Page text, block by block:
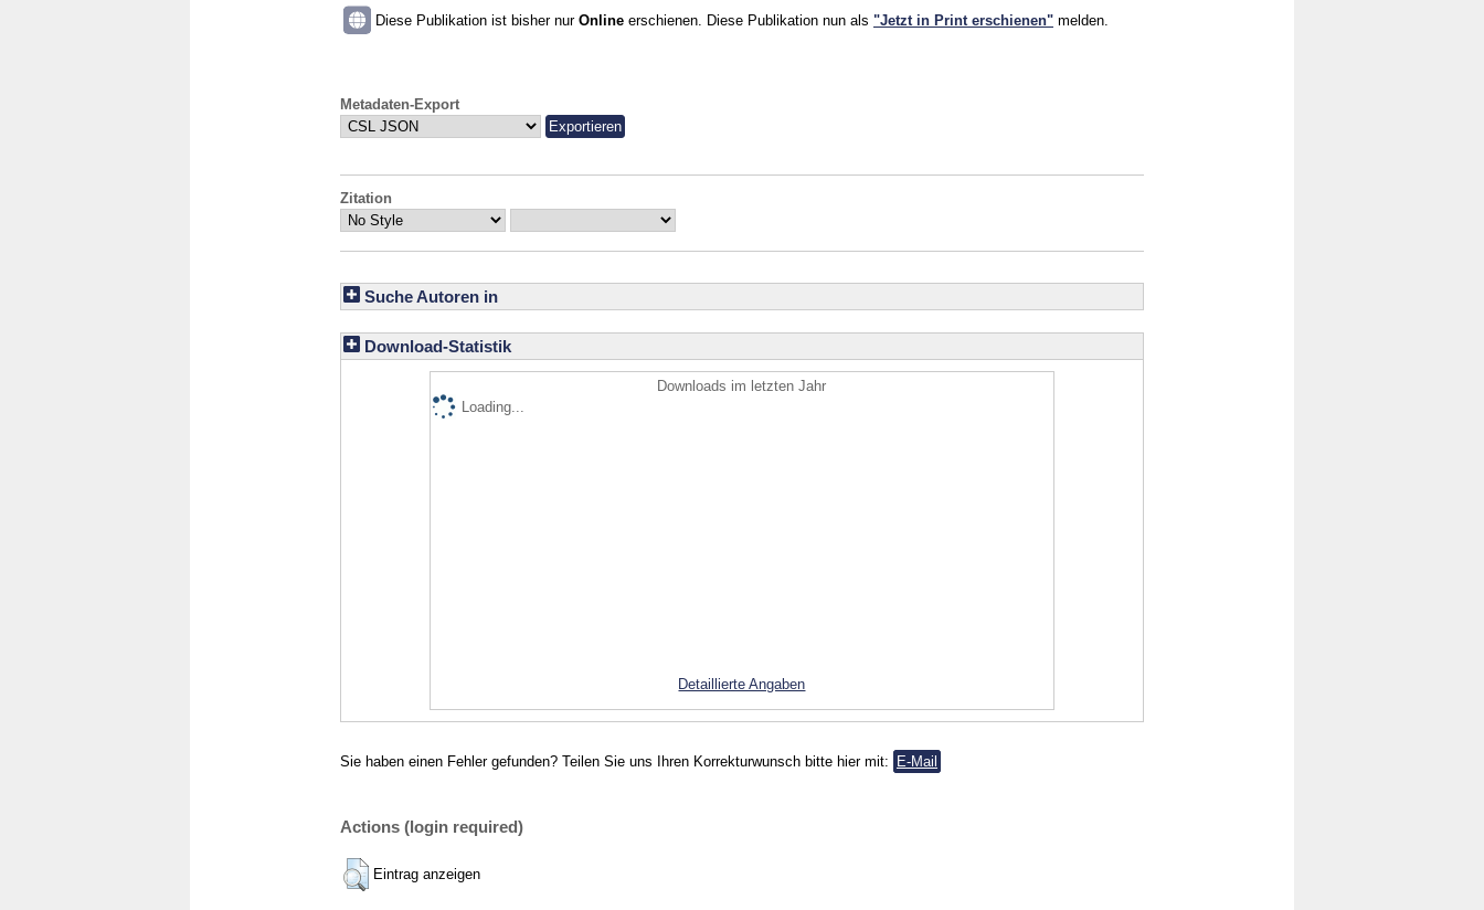
Diese Publikation ist bisher nur Online erschienen. Diese Publikation nun als "Jetzt in Print erschienen" melden.
Metadaten-Export
Zitation
Suche Autoren in
Download-Statistik
Downloads im letzten Jahr
Loading...
Detaillierte Angaben
Sie haben einen Fehler gefunden? Teilen Sie uns Ihren Korrekturwunsch bitte hier mit: E-Mail
Actions (login required)
Eintrag anzeigen